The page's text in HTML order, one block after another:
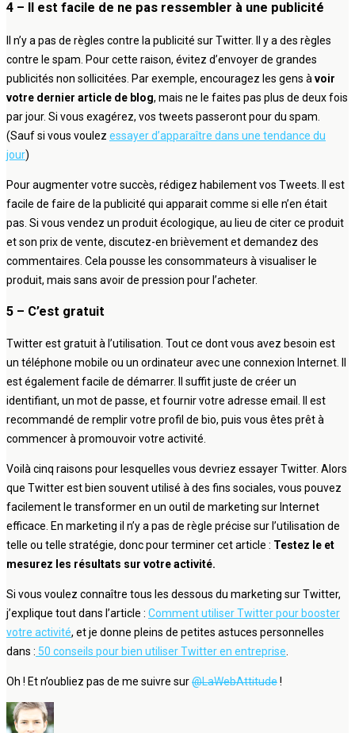
4 – Il est facile de ne pas ressembler à une publicité
Il n’y a pas de règles contre la publicité sur Twitter. Il y a des règles
contre le spam. Pour cette raison, évitez d’envoyer de grandes
publicités non sollicitées. Par exemple, encouragez les gens à voir
votre dernier article de blog, mais ne le faites pas plus de deux fois
par jour. Si vous exagérez, vos tweets passeront pour du spam.
(Sauf si vous voulez essayer d’apparaître dans une tendance du
jour)
Pour augmenter votre succès, rédigez habilement vos Tweets. Il est
facile de faire de la publicité qui apparait comme si elle n’en était
pas. Si vous vendez un produit écologique, au lieu de citer ce produit
et son prix de vente, discutez-en brièvement et demandez des
commentaires. Cela pousse les consommateurs à visualiser le
produit, mais sans avoir de pression pour l’acheter.
5 – C’est gratuit
Twitter est gratuit à l’utilisation. Tout ce dont vous avez besoin est
un téléphone mobile ou un ordinateur avec une connexion Internet. Il
est également facile de démarrer. Il suffit juste de créer un
identifiant, un mot de passe, et fournir votre adresse email. Il est
recommandé de remplir votre profil de bio, puis vous êtes prêt à
commencer à promouvoir votre activité.
Voilà cinq raisons pour lesquelles vous devriez essayer Twitter. Alors
que Twitter est bien souvent utilisé à des fins sociales, vous pouvez
facilement le transformer en un outil de marketing sur Internet
efficace. En marketing il n’y a pas de règle précise sur l’utilisation de
telle ou telle stratégie, donc pour terminer cet article : Testez le et
mesurez les résultats sur votre activité.
Si vous voulez connaître tous les dessous du marketing sur Twitter,
j’explique tout dans l’article : Comment utiliser Twitter pour booster
votre activité, et je donne pleins de petites astuces personnelles
dans : 50 conseils pour bien utiliser Twitter en entreprise.
Oh ! Et n’oubliez pas de me suivre sur@LaWebAttitude!